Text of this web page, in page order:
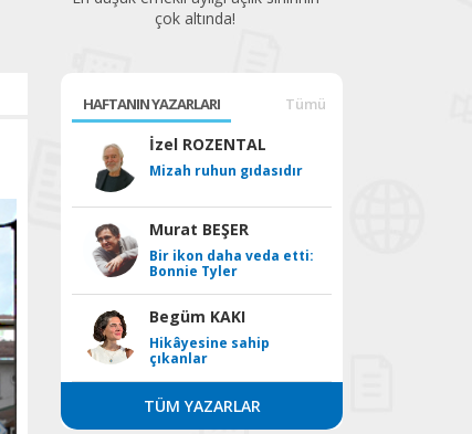
HAFTANIN YAZARLARI Tümü
İzel ROZENTAL
Mizah ruhun gıdasıdır
Murat BEŞER
Bir ikon daha veda etti:
Bonnie Tyler
Begüm KAKI
Hikâyesine sahip
çıkanlar
TÜM YAZARLAR